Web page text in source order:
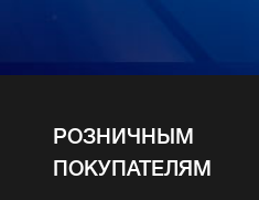
РОЗНИЧНЫМ
ПОКУПАТЕЛЯМ